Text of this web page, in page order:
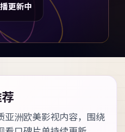
更新中
亚洲欧美影视内容，围绕